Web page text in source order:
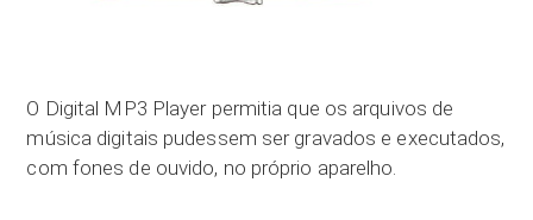
O Digital MP3 Player permitia que os arquivos de
música digitais pudessem ser gravados e executados,
com fones de ouvido, no próprio aparelho.